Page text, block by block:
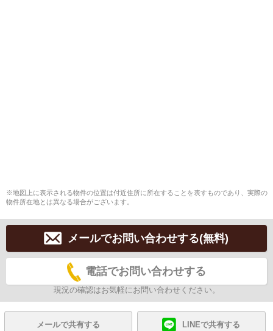
※地図上に表示される物件の位置は付近住所に所在することを表すものであり、実際の
物件所在地とは異なる場合がございます。
メールでお問い合わせする(無料)
電話でお問い合わせする
現況の確認はお気軽にお問い合わせください。
メールで共有する LINEで共有する